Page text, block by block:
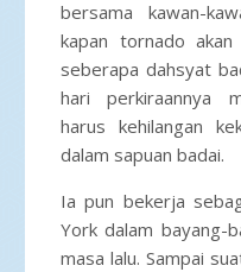
bersama kawan-
kapan tornado
seberapa dahsyat
hari perkiraannya
harus kehilangan
dalam sapuan badai.
Ia pun bekerja
York dalam bayang-
masa lalu. Sampai